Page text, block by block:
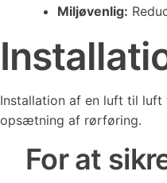
Miljøvenlig:
Installation af en luft til
opsætning af rørføring.
For at